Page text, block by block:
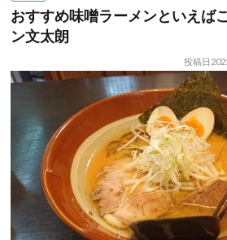
おすすめ味噌ラーメンといえば
ン文太朗
投稿日